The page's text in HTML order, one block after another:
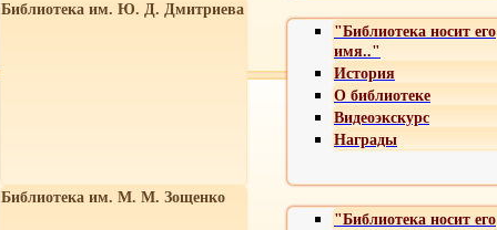
Библиотека им. Ю. Д. Дмитриева
"Библиотека носит его
имя.."
История
О библиотеке
Видеоэкскурс
Награды
Библиотека им. М. М. Зощенко
"Библиотека носит его